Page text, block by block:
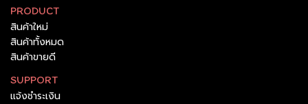
PRODUCT
สินค้าใหม่
สินค้าทั้งหมด
สินค้าขายดี
SUPPORT
แจ้งชำระเงิน